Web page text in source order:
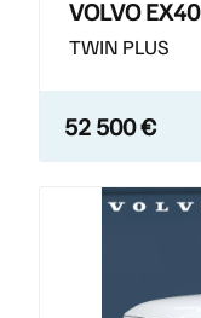
VOLVO EX40
TWIN PLUS
52 500 €